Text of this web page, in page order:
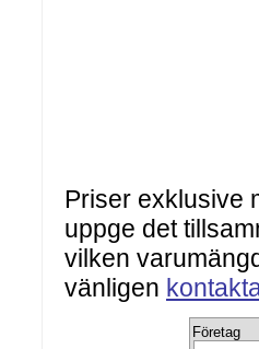
Priser exklusive
uppge det
vilken
vänligen
Företag